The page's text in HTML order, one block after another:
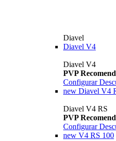
Diavel
Diavel V4
Diavel V4
PVP
Configurar
new Diavel V4
Diavel V4 RS
PVP
Configurar
new V4 RS 100